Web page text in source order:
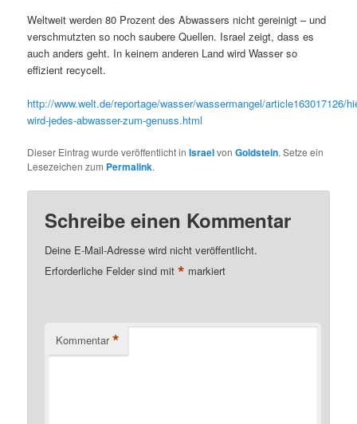
Weltweit werden 80 Prozent des Abwassers nicht gereinigt – und
verschmutzten so noch saubere Quellen. Israel zeigt, dass es
auch anders geht. In keinem anderen Land wird Wasser so
effizient recycelt.
http://www.welt.de/reportage/wasser/wassermangel/article163017126/
wird-jedes-abwasser-zum-genuss.html
Dieser Eintrag wurde veröffentlicht inIsraelvonGoldstein. Setze ein
Lesezeichen zum Permalink.
Schreibe einen Kommentar
Deine E-Mail-Adresse wird nicht veröffentlicht.
Erforderliche Felder sind mit* markiert
Kommentar *